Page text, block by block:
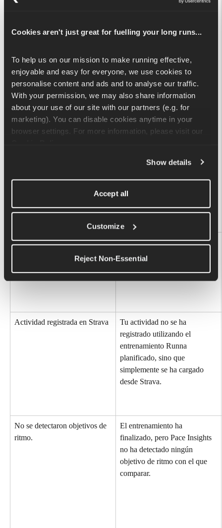
Cookies aren't just great for fuelling your long runs...
To help us on our mission to make running effective,
enjoyable and easy for everyone, we use cookies to
personalise content and ads and to analyse our traffic.
With your permission, we may also share information
about your use of our site with our partners (e.g. for
marketing). You can disable cookies anytime in your
Show details
Accept all
Customize
Reject Non-Essential
análisis del ritmo en tu
Datos inconsistentes
Hemos detectado datos
inconsistentes (ritmo/distancia
Actividad registrada en Strava
Tu actividad no se ha
registrado utilizando el
entrenamiento Runna
planificado, sino que
simplemente se ha cargado
desde Strava.
No se detectaron objetivos de
ritmo.
El entrenamiento ha
finalizado, pero Pace Insights
no ha detectado ningún
objetivo de ritmo con el que
comparar.